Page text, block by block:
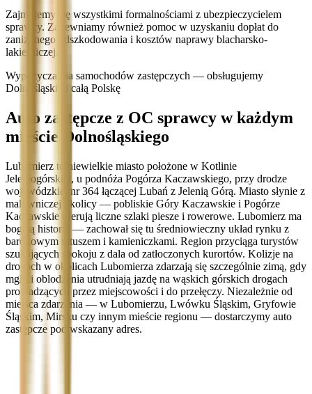
Zajmujemy się wszystkimi formalnościami z ubezpieczycielem
sprawcy. Zapewniamy również pomoc w uzyskaniu dopłat do
zaniżonego odszkodowania i kosztów naprawy blacharsko-
lakierniczej.
Wypożyczalnia samochodów zastępczych — obsługujemy
Dolnośląskie i całą Polskę
Auto zastępcze z OC sprawcy w każdym
mieście Dolnośląskiego
Lubomierz to niewielkie miasto położone w Kotlinie
Jeleniogórskiej, u podnóża Pogórza Kaczawskiego, przy drodze
wojewódzkiej nr 364 łączącej Lubań z Jelenią Górą. Miasto słynie z
malowniczej okolicy — pobliskie Góry Kaczawskie i Pogórze
Kaczawskie oferują liczne szlaki piesze i rowerowe. Lubomierz ma
bogatą historię — zachował się tu średniowieczny układ rynku z
barokowym ratuszem i kamieniczkami. Region przyciąga turystów
szukających spokoju z dala od zatłoczonych kurortów. Kolizje na
drogach w okolicach Lubomierza zdarzają się szczególnie zimą, gdy
mgły i oblodzenia utrudniają jazdę na wąskich górskich drogach
prowadzących przez miejscowości i do przełęczy. Niezależnie od
miejsca zdarzenia — w Lubomierzu, Lwówku Śląskim, Gryfowie
Śląskim, Mirsku czy innym mieście regionu — dostarczymy auto
zastępcze pod wskazany adres.